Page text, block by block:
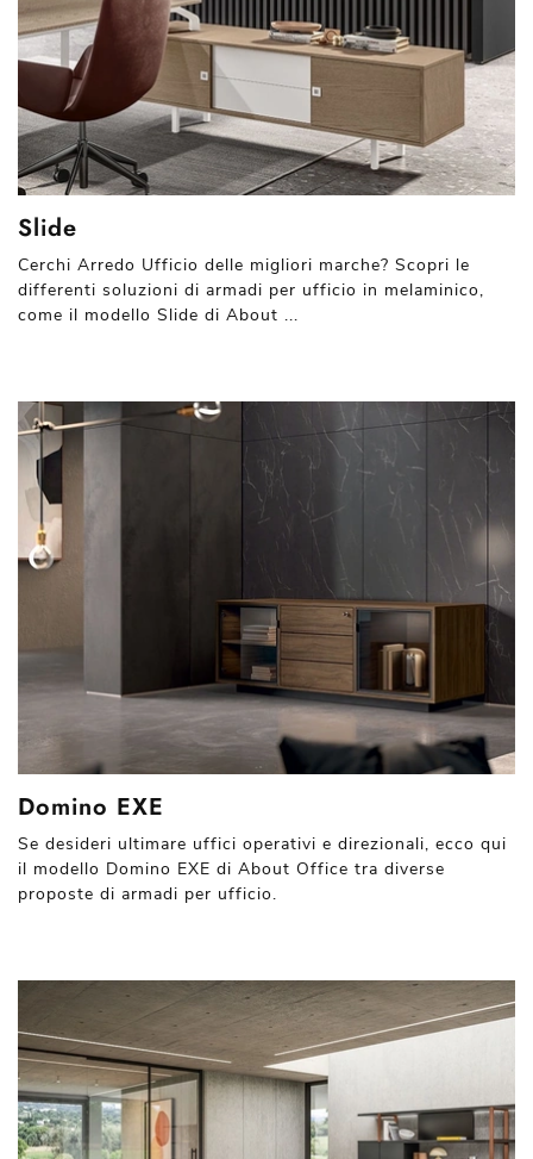
Slide
Cerchi Arredo Ufficio delle migliori marche? Scopri le
differenti soluzioni di armadi per ufficio in melaminico,
come il modello Slide di About ...
Domino EXE
Se desideri ultimare uffici operativi e direzionali, ecco qui
il modello Domino EXE di About Office tra diverse
proposte di armadi per ufficio.